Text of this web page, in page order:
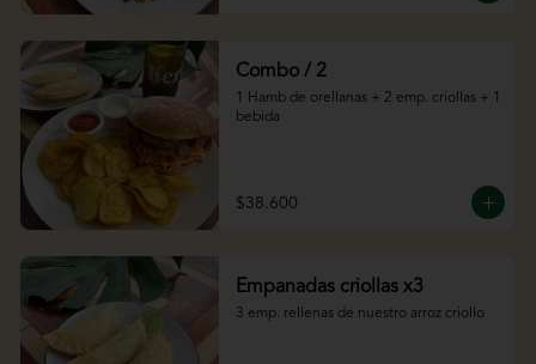
Combo / 2
1 Hamb de orellanas + 2 emp. criollas + 1
bebida
$38.600
Empanadas criollas x3
3 emp. rellenas de nuestro arroz criollo